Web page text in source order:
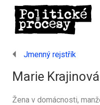
Jmenný rejstřík
Marie Krajinová
Žena v domácnosti,